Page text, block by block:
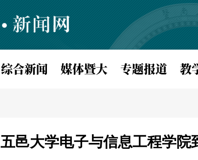
综合新闻 媒体暨大 专题报道 教
五邑大学电子与信息工程学院